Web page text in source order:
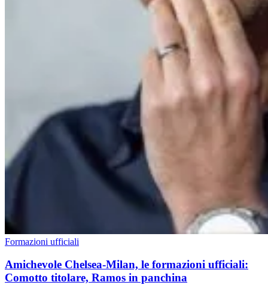
Formazioni ufficiali
Amichevole Chelsea-Milan, le formazioni ufficiali:
Comotto titolare, Ramos in panchina